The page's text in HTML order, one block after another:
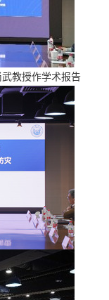
武教授作学术报告